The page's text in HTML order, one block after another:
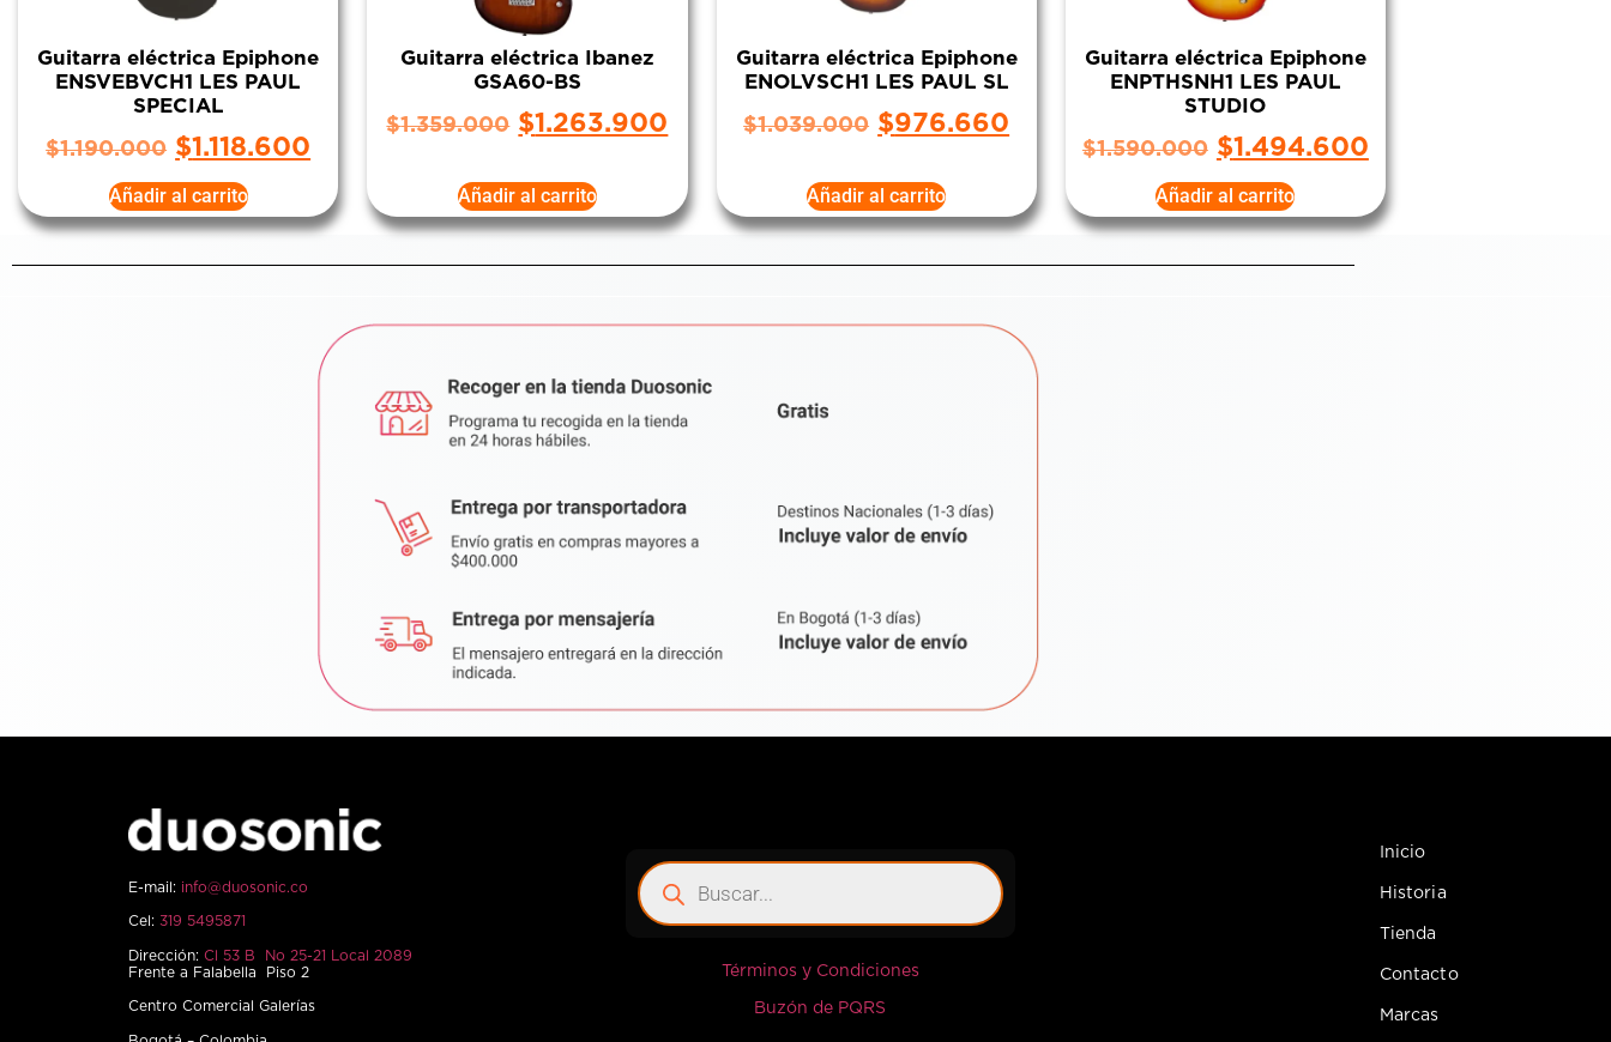
Guitarra eléctrica Epiphone
ENSVEBVCH1 LES PAUL
SPECIAL
$1.190.000 $1.118.600
Añadir al carrito
Guitarra eléctrica Ibanez
GSA60-BS
$1.359.000 $1.263.900
Añadir al carrito
Guitarra eléctrica Epiphone
ENOLVSCH1 LES PAUL SL
$1.039.000 $976.660
Añadir al carrito
Guitarra eléctrica Epiphone
ENPTHSNH1 LES PAUL
STUDIO
$1.590.000 $1.494.600
Añadir al carrito
E-mail: info@duosonic.co
Cel: 319 5495871
Dirección: Cl 53 B No 25-21 Local 2089
Frente a Falabella Piso 2
Centro Comercial Galerías
Términos y Condiciones
Buzón de PQRS
Inicio
Historia
Tienda
Contacto
Marcas